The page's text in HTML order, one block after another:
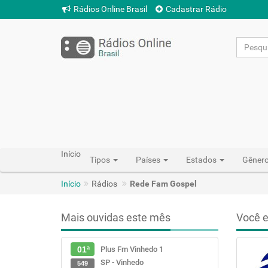
Rádios Online Brasil Cadastrar Rádio
Início
Tipos Países Estados
Início Rádios Rede Fam Gospel
Mais ouvidas este mês
01ª
Plus Fm Vinhedo 1
SP - Vinhedo
549
Você